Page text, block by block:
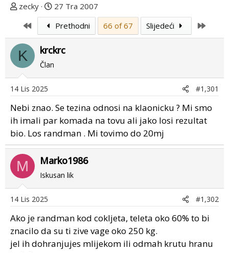
T
m
u
p
o
r
e
n
u
o
zecky
D
a
t
u
m
o
g
p
o
a
27 Tra 2007
First
Prethodni 66 of 67 Slijedeći
K krckrc
Član
14 Lis 2025 #1,301
Nebi znao. Se tezina odnosi na klaonicku ? Mi smo
ih imali par komada na tovu ali jako losi rezultat
bio. Los randman . Mi tovimo do 20mj
M Marko1986
Iskusan lik
14 Lis 2025 #1,302
Ako je randman kod cokljeta, teleta oko 60% to bi
znacilo da su ti zive vage oko 250 kg.
jel ih dohranjujes mlijekom ili odmah krutu hranu